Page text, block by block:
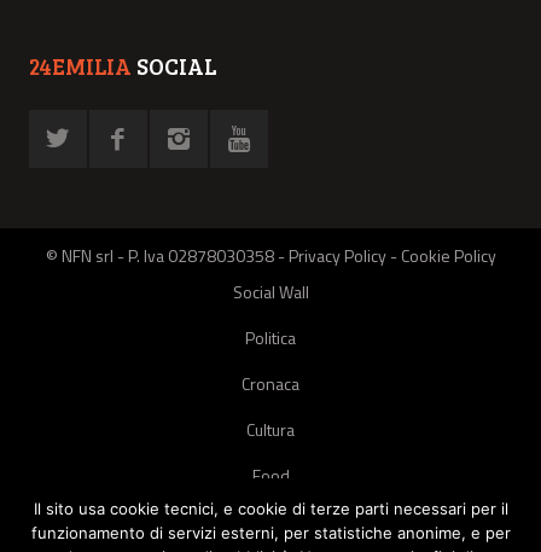
24EMILIA SOCIAL
© NFN srl - P. Iva 02878030358 -Privacy Policy-Cookie Policy
Social Wall
Politica
Cronaca
Cultura
Food
Green
Il sito usa cookie tecnici, e cookie di terze parti necessari per il
funzionamento di servizi esterni, per statistiche anonime, e per